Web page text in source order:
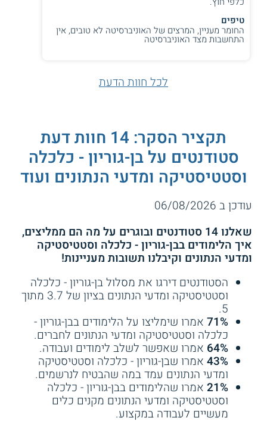
טיפים
החומר מעניין, המרצים של האוניברסיטה לא טובים, אין
התחשבות מצד האוניברסיטה
לכל חוות הדעת
תקציר הסקר: 14 חוות דעת
סטודנטים על בן-גוריון - כלכלה
וסטטיסטיקה ומדעי הנתונים ועוד
עודכן ב 06/08/2026
שאלנו 14 סטודנטים ובוגרים על מה הם ממליצים,
איך הלימודים בבן-גוריון - כלכלה וסטטיסטיקה
ומדעי הנתונים וקיבלנו תשובות מעניינות!
הסטודנטים דירגו את מסלול בן-גוריון - כלכלה
וסטטיסטיקה ומדעי הנתונים בציון של 3.7 מתוך
5.
71% אמרו שימליצו על הלימודים בבן-גוריון -
כלכלה וסטטיסטיקה ומדעי הנתונים לחברים.
64% אמרו שאפשר לשלב לימודים ועבודה.
43% אמרו שבן-גוריון - כלכלה וסטטיסטיקה
ומדעי הנתונים עמד במה שהבטיח לנרשמים.
21% אמרו שהלימודים בבן-גוריון - כלכלה
וסטטיסטיקה ומדעי הנתונים מקנים כלים
מעשיים לעבודה במקצוע.